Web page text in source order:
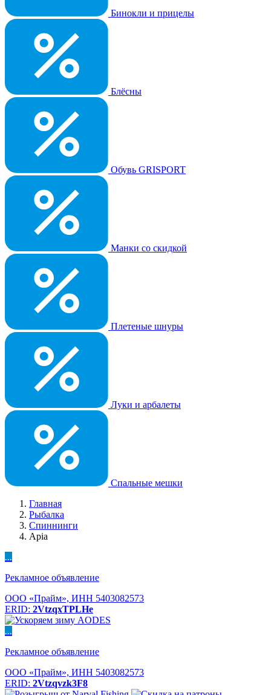
Бинокли и прицелы
Блёсны
Обувь GRISPORT
Манки со скидкой
Плетеные шнуры
Луки и арбалеты
Спальные мешки
Главная
Рыбалка
Спиннинги
Apia
...
Рекламное объявление
ООО «Прайм», ИНН 5403082573
ERID: 2VtzqxTPLHe
...
Рекламное объявление
ООО «Прайм», ИНН 5403082573
ERID: 2Vtzqvzk3F8